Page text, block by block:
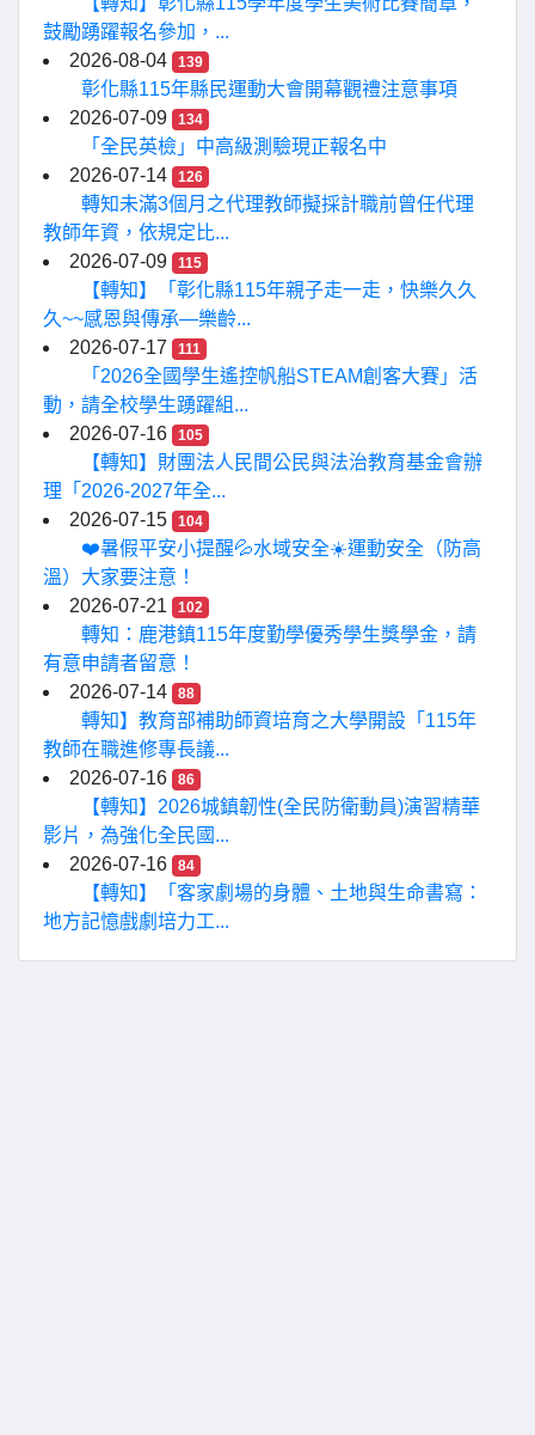
鼓勵踴躍報名參加，...
2026-08-04
139
彰化縣115年縣民運動大會開幕觀禮注意事項
2026-07-09
134
「全民英檢」中高級測驗現正報名中
2026-07-14
126
轉知未滿3個月之代理教師擬採計職前曾任代理
教師年資，依規定比...
2026-07-09
115
【轉知】「彰化縣115年親子走一走，快樂久久
久~~感恩與傳承—樂齡...
2026-07-17
111
「2026全國學生遙控帆船STEAM創客大賽」活
動，請全校學生踴躍組...
2026-07-16
105
【轉知】財團法人民間公民與法治教育基金會辦
理「2026-2027年全...
2026-07-15
104
❤️暑假平安小提醒💦水域安全☀️運動安全（防高
溫）大家要注意！
2026-07-21
102
轉知：鹿港鎮115年度勤學優秀學生獎學金，請
有意申請者留意！
2026-07-14
88
轉知】教育部補助師資培育之大學開設「115年
教師在職進修專長議...
2026-07-16
86
【轉知】2026城鎮韌性(全民防衛動員)演習精華
影片，為強化全民國...
2026-07-16
84
【轉知】「客家劇場的身體、土地與生命書寫：
地方記憶戲劇培力工...